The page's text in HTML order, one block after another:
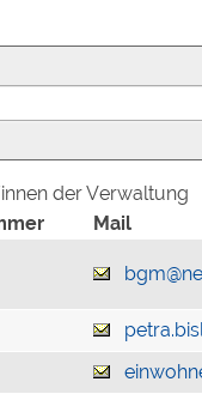
der Verwaltung
Mail